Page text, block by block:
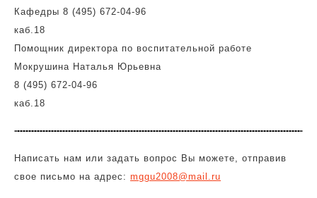
Кафедры 8 (495) 672-04-96
каб.18
Помощник директора по воспитательной работе
Мокрушина Наталья Юрьевна
8 (495) 672-04-96
каб.18
Написать нам или задать вопрос Вы можете, отправив
свое письмо на адрес: mggu2008@mail.ru